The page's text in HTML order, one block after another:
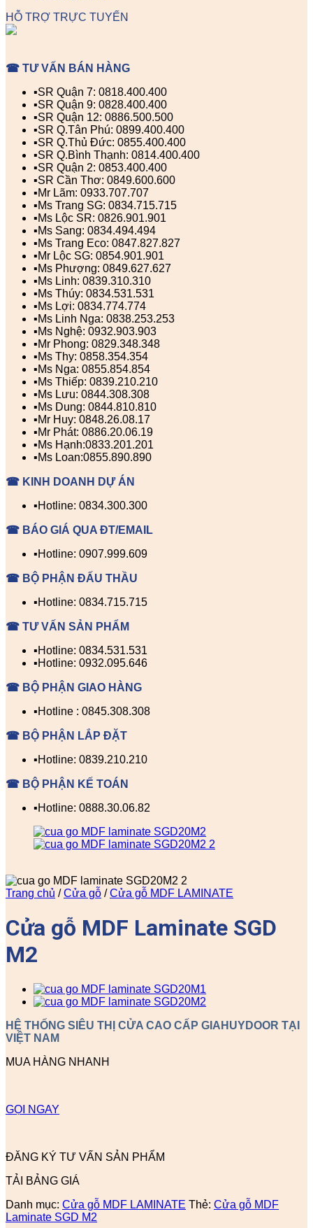
HỖ TRỢ TRỰC TUYẾN
☎ TƯ VẤN BÁN HÀNG
▪️SR Quận 7: 0818.400.400
▪️SR Quận 9: 0828.400.400
▪️SR Quận 12: 0886.500.500
▪️SR Q.Tân Phú: 0899.400.400
▪️SR Q.Thủ Đức: 0855.400.400
▪️SR Q.Bình Thạnh: 0814.400.400
▪️SR Quận 2: 0853.400.400
▪️SR Cần Thơ: 0849.600.600
▪️Mr Lãm: 0933.707.707
▪️Ms Trang SG: 0834.715.715
▪️Ms Lộc SR: 0826.901.901
▪️Ms Sang: 0834.494.494
▪️Ms Trang Eco: 0847.827.827
▪️Mr Lộc SG: 0854.901.901
▪️Ms Phượng: 0849.627.627
▪️Ms Linh: 0839.310.310
▪️Ms Thúy: 0834.531.531
▪️Ms Lợi: 0834.774.774
▪️Ms Linh Nga: 0838.253.253
▪️Ms Nghệ: 0932.903.903
▪️Mr Phong: 0829.348.348
▪️Ms Thy: 0858.354.354
▪️Ms Nga: 0855.854.854
▪️Ms Thiếp: 0839.210.210
▪️Ms Lưu: 0844.308.308
▪️Ms Dung: 0844.810.810
▪️Mr Huy: 0848.26.08.17
▪️Mr Phát: 0886.20.06.19
▪️Ms Hạnh:0833.201.201
▪️Ms Loan:0855.890.890
☎ KINH DOANH DỰ ÁN
▪️Hotline: 0834.300.300
☎ BÁO GIÁ QUA ĐT/EMAIL
▪️Hotline: 0907.999.609
☎ BỘ PHẬN ĐẤU THẦU
▪️Hotline: 0834.715.715
☎ TƯ VẤN SẢN PHẨM
▪️Hotline: 0834.531.531
▪️Hotline: 0932.095.646
☎ BỘ PHẬN GIAO HÀNG
▪️Hotline : 0845.308.308
☎ BỘ PHẬN LẮP ĐẶT
▪️Hotline: 0839.210.210
☎ BỘ PHẬN KẾ TOÁN
▪️Hotline: 0888.30.06.82
Trang chủ / Cửa gỗ / Cửa gỗ MDF LAMINATE
Cửa gỗ MDF Laminate SGD
M2
HỆ THỐNG SIÊU THỊ CỬA CAO CẤP GIAHUYDOOR TẠI
VIỆT NAM
MUA HÀNG NHANH
GỌI NGAY
ĐĂNG KÝ TƯ VẤN SẢN PHẨM
TẢI BẢNG GIÁ
Danh mục: Cửa gỗ MDF LAMINATE Thẻ: Cửa gỗ MDF
Laminate SGD M2